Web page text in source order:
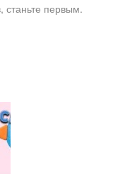
станьте первым.